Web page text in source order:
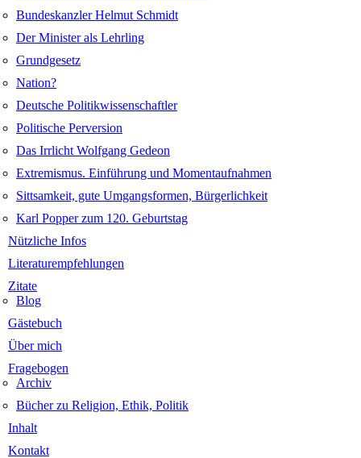
Bundeskanzler Helmut Schmidt
Der Minister als Lehrling
Grundgesetz
Nation?
Deutsche Politikwissenschaftler
Politische Perversion
Das Irrlicht Wolfgang Gedeon
Extremismus. Einführung und Momentaufnahmen
Sittsamkeit, gute Umgangsformen, Bürgerlichkeit
Karl Popper zum 120. Geburtstag
Nützliche Infos
Literatur­empfehlungen
Zitate
Blog
Gästebuch
Über mich
Fragebogen
Archiv
Bücher zu Religion, Ethik, Politik
Inhalt
Kontakt